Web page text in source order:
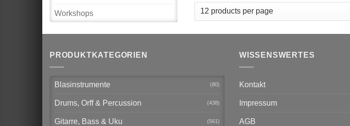
Workshops
PRODUKTKATEGORIEN
Blasinstrumente (80)
Drums, Orff & Percussion (438)
Gitarre, Bass & Uku (561)
WISSENSWERTES
Kontakt
Impressum
AGB